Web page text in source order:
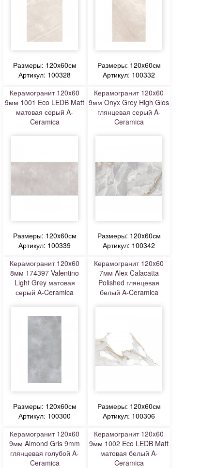
Размеры: 120x60см
Артикул: 100328
Размеры: 120x60см
Артикул: 100332
Керамогранит 120x60
9мм 1001 Eco LEDB Matt
матовая серый A-
Ceramica
Размеры: 120x60см
Артикул: 100339
Керамогранит 120x60
9мм Onyx Grey High Glos
глянцевая серый A-
Ceramica
Размеры: 120x60см
Артикул: 100342
Керамогранит 120x60
8мм 174397 Valentino
Light Grey матовая
серый A-Ceramica
Размеры: 120x60см
Артикул: 100300
Керамогранит 120x60
7мм Alex Calacatta
Polished глянцевая
белый A-Ceramica
Размеры: 120x60см
Артикул: 100306
Керамогранит 120x60
9мм Almond Gris 9mm
глянцевая голубой A-
Ceramica
Керамогранит 120x60
9мм 1002 Eco LEDB Matt
матовая белый A-
Ceramica